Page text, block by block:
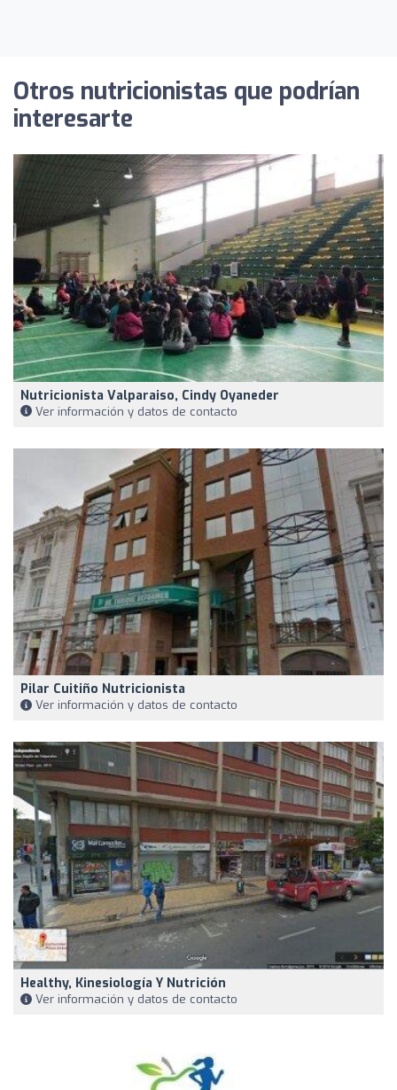
Otros nutricionistas que podrían
interesarte
Nutricionista Valparaiso, Cindy Oyaneder
Ver información y datos de contacto
Pilar Cuitiño Nutricionista
Ver información y datos de contacto
Healthy, Kinesiología Y Nutrición
Ver información y datos de contacto